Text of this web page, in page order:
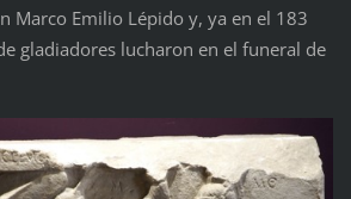
Marco Emilio Lépido y, ya en el 183
gladiadores lucharon en el funeral de